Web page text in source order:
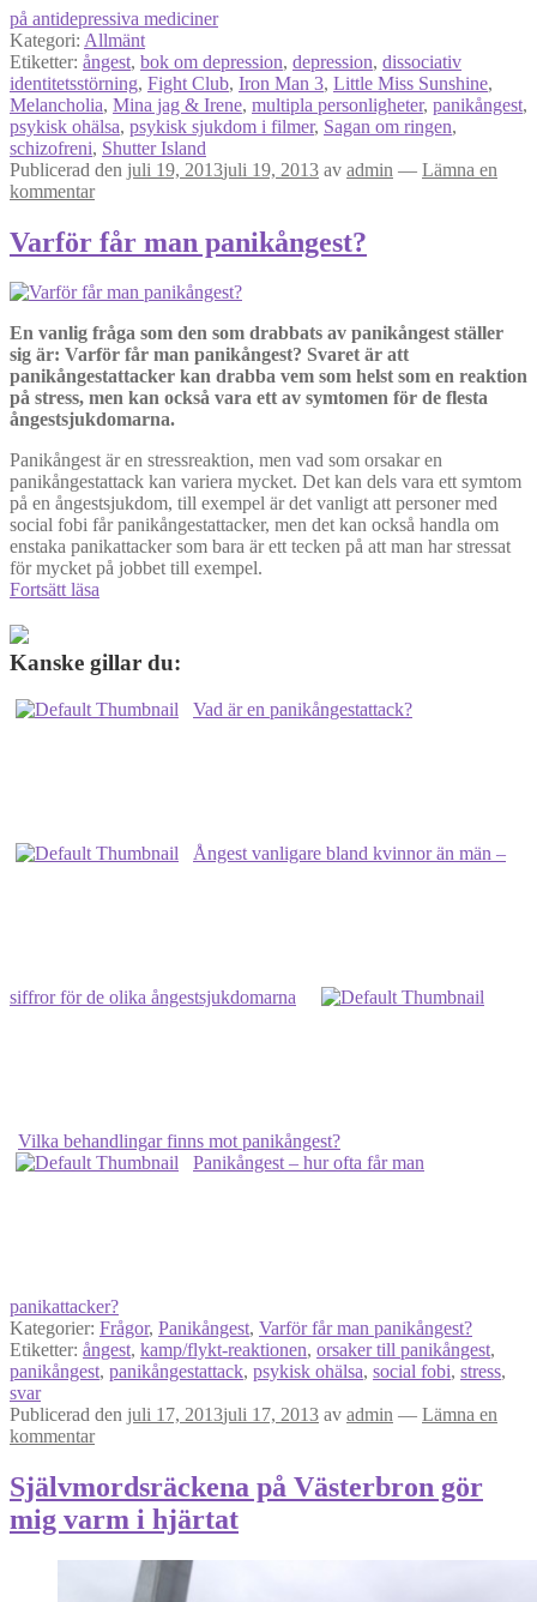
på antidepressiva mediciner
Kategori: Allmänt
Etiketter: ångest, bok om depression, depression, dissociativ
identitetsstörning, Fight Club, Iron Man 3, Little Miss Sunshine,
Melancholia, Mina jag & Irene, multipla personligheter, panikångest,
psykisk ohälsa, psykisk sjukdom i filmer, Sagan om ringen,
schizofreni, Shutter Island
Publicerad den juli 19, 2013juli 19, 2013 av admin — Lämna en
kommentar
Varför får man panikångest?
En vanlig fråga som den som drabbats av panikångest ställer
sig är: Varför får man panikångest? Svaret är att
panikångestattacker kan drabba vem som helst som en reaktion
på stress, men kan också vara ett av symtomen för de flesta
ångestsjukdomarna.
Panikångest är en stressreaktion, men vad som orsakar en
panikångestattack kan variera mycket. Det kan dels vara ett symtom
på en ångestsjukdom, till exempel är det vanligt att personer med
social fobi får panikångestattacker, men det kan också handla om
enstaka panikattacker som bara är ett tecken på att man har stressat
för mycket på jobbet till exempel.
Fortsätt läsa
panikångest?
Kanske gillar du:
Vad är en panikångestattack?
Ångest vanligare bland kvinnor än män –
siffror för de olika ångestsjukdomarna
Vilka behandlingar finns mot panikångest?
Panikångest – hur ofta får man
panikattacker?
Kategorier: Frågor, Panikångest, Varför får man panikångest?
Etiketter: ångest, kamp/flykt-reaktionen, orsaker till panikångest,
panikångest, panikångestattack, psykisk ohälsa, social fobi, stress,
svar
Publicerad den juli 17, 2013juli 17, 2013 av admin — Lämna en
kommentar
Självmordsräckena på Västerbron gör
mig varm i hjärtat